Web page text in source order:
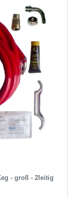
- groß - 2leitig